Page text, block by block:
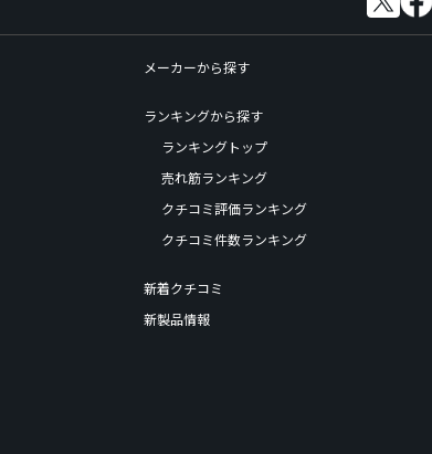
メーカーから探す
ランキングから探す
ランキングトップ
売れ筋ランキング
クチコミ評価ランキング
クチコミ件数ランキング
新着クチコミ
新製品情報